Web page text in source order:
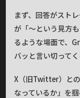
まず、回答がスト
が「〜という見方
るような場面で、
バッと言い切って
X（旧Twitter）と
なっているか」を